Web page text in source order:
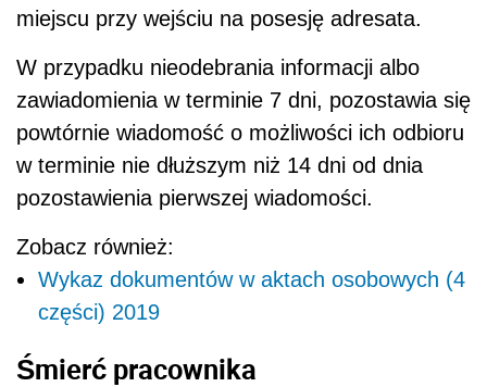
miejscu przy wejściu na posesję adresata.
W przypadku nieodebrania informacji albo
zawiadomienia w terminie 7 dni, pozostawia się
powtórnie wiadomość o możliwości ich odbioru
w terminie nie dłuższym niż 14 dni od dnia
pozostawienia pierwszej wiadomości.
Zobacz również:
Wykaz dokumentów w aktach osobowych (4
części) 2019
Śmierć pracownika